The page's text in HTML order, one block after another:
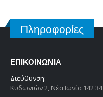
Πληροφορίες
ΕΠΙΚΟΙΝΩΝΊΑ
Διεύθυνση:
Κυδωνιών 2, Νέα Ιωνία 142 34